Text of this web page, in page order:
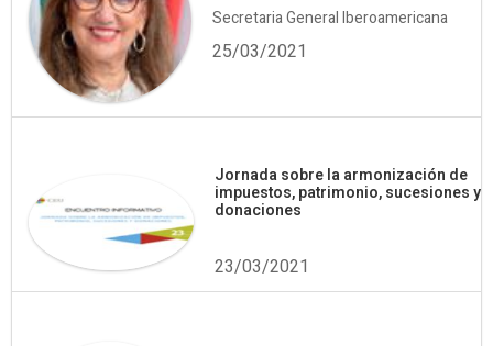
Secretaria General Iberoamericana
25/03/2021
Jornada sobre la armonización de
impuestos, patrimonio, sucesiones y
donaciones
23/03/2021